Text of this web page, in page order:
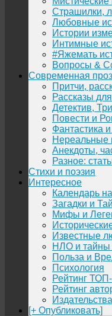
Страшилки,
Любовные
Истории
Интимные
#Яжемать
Вопросы &
Современная
Притчи,
Рассказы
Детектив,
Повести и
Фантастика
Нереальные
Анекдоты,
Разное:
Стихи и поэзия
Интересное
Календарь
Загадки и
Мифы и
Известные
НЛО и тайны
Польза и
Психология
Рейтинг
Рейтинг
[+ Опубликовать]